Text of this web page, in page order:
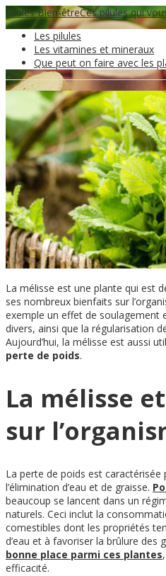
Pilules Bien-êtreCes pilules qui
Les pilules
Les vitamines et mineraux
Que peut on faire avec les
24 Oct
La mélisse fait-
La mélisse est une plante qui est
ses nombreux bienfaits sur
exemple un effet de soulagement
divers, ainsi que la régularisation
Aujourd’hui, la mélisse est aussi
perte de poids.
La mélisse
sur
La perte de poids est caractérisée
l’élimination d’eau et de graisse.
beaucoup se lancent dans un
naturels. Ceci inclut la
comestibles dont les propriétés
d’eau et à favoriser la brûlure des
bonne place parmi ces plantes
efficacité.